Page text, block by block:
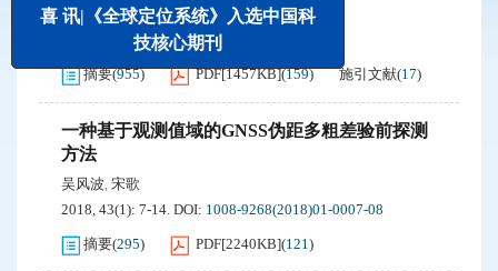
2018, 43(1): 1-6. DOI:10.13442/j.gnss.1008-
9268.2018.01.001
摘要(955) PDF[1457KB](159) 施引文献(17)
一种基于观测值域的GNSS伪距多粗差验前探测
方法
吴风波, 宋歌
2018, 43(1): 7-14. DOI: 1008-9268(2018)01-0007-08
摘要(295) PDF[2240KB](121)
喜 讯|《全球定位系统》入选中国科
技核心期刊